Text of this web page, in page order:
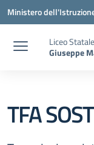
Vai ai contenuti
Vai al menu di
Vai al footer
Ministero
Liceo Statale
Giuseppe
TFA